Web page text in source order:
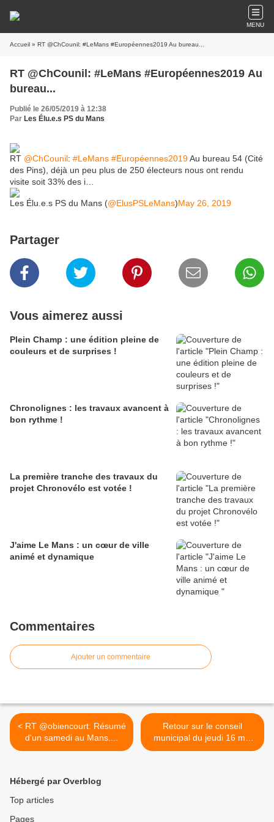
MENU
Accueil » RT @ChCounil: #LeMans #Européennes2019 Au bureau...
RT @ChCounil: #LeMans #Européennes2019 Au
bureau...
Publié le 26/05/2019 à 12:38
Par Les Élu.e.s PS du Mans
RT @ChCounil: #LeMans #Européennes2019Au bureau 54 (Cité
des Pins), déjà un peu plus de 250 électeurs nous ont rendu
visite soit 33% des i…
Les Élu.e.s PS du Mans (@ElusPSLeMans)May 26, 2019
Partager
Vous aimerez aussi
Plein Champ : une édition pleine de
couleurs et de surprises !
Chronolignes : les travaux avancent à
bon rythme !
La première tranche des travaux du
projet Chronovélo est votée !
J'aime Le Mans : un cœur de ville
animé et dynamique
Commentaires
Ajouter un commentaire
< RT @obiencourt: Résumé
d'un samedi au Mans....
Retour sur le conseil
municipal du jeudi 16 mai
2019 >
Hébergé par Overblog
Top articles
Pages